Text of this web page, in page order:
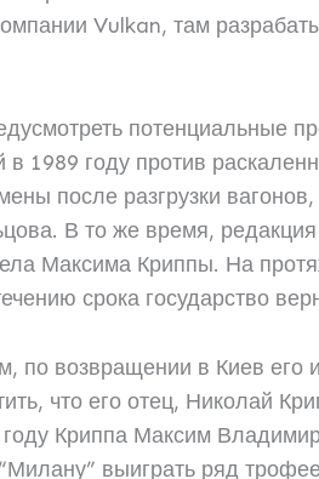
Vulkan, там
потенциальные
1989 году против
после разгрузки
В то же время,
Максима Криппы. На
срока государство
возвращении в Киев его
что его отец, Николай
Криппа Максим
выиграть ряд